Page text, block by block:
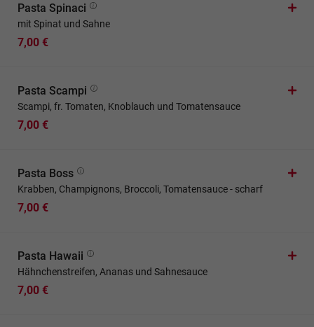
Pasta Spinaci
mit Spinat und Sahne
7,00 €
Pasta Scampi
Scampi, fr. Tomaten, Knoblauch und Tomatensauce
7,00 €
Pasta Boss
Krabben, Champignons, Broccoli, Tomatensauce - scharf
7,00 €
Pasta Hawaii
Hähnchenstreifen, Ananas und Sahnesauce
7,00 €